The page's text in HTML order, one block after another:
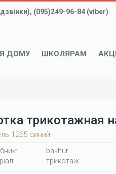
(095)249-96-84 (viber)
ДОМУ ШКОЛЯРАМ
трикотажная
1265 синий
bakhur
трикотаж